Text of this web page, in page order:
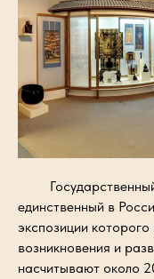
Государственный
единственный в
экспозиции
возникновения и
насчитывают около